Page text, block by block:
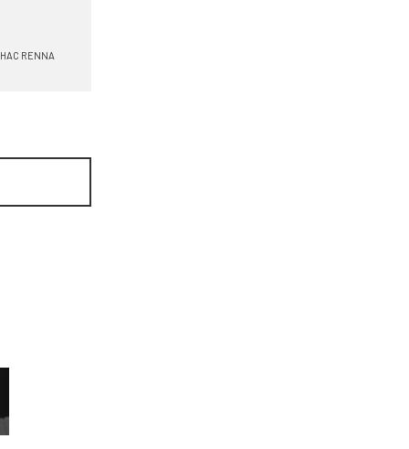
HAC RENNA